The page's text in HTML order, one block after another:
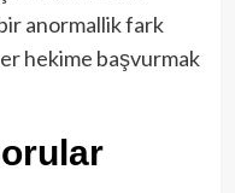
anormallik fark
hekime başvurmak